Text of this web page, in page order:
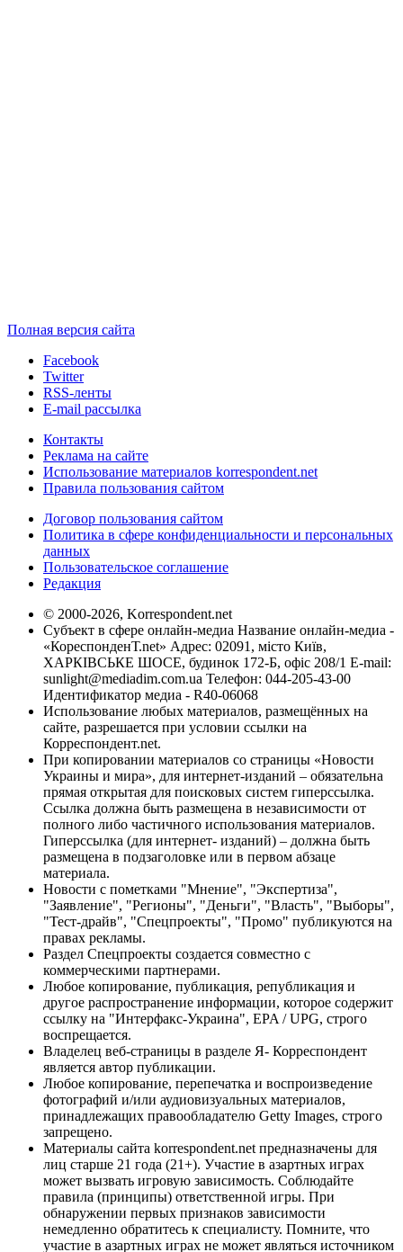
Полная версия сайта
Facebook
Twitter
RSS-ленты
E-mail рассылка
Контакты
Реклама на сайте
Использование материалов korrespondent.net
Правила пользования сайтом
Договор пользования сайтом
Политика в сфере конфиденциальности и персональных
данных
Пользовательское соглашение
Редакция
© 2000-2026, Korrespondent.net
Субъект в сфере онлайн-медиа Название онлайн-медиа -
«КореспонденТ.net» Адрес: 02091, місто Київ,
ХАРКІВСЬКЕ ШОСЕ, будинок 172-Б, офіс 208/1 E-mail:
sunlight@mediadim.com.ua Телефон: 044-205-43-00
Идентификатор медиа - R40-06068
Использование любых материалов, размещённых на
сайте, разрешается при условии ссылки на
Корреспондент.net.
При копировании материалов со страницы «Новости
Украины и мира», для интернет-изданий – обязательна
прямая открытая для поисковых систем гиперссылка.
Ссылка должна быть размещена в независимости от
полного либо частичного использования материалов.
Гиперссылка (для интернет- изданий) – должна быть
размещена в подзаголовке или в первом абзаце
материала.
Новости с пометками "Мнение", "Экспертиза",
"Заявление", "Регионы", "Деньги", "Власть", "Выборы",
"Тест-драйв", "Спецпроекты", "Промо" публикуются на
правах рекламы.
Раздел Спецпроекты создается совместно с
коммерческими партнерами.
Любое копирование, публикация, републикация и
другое распространение информации, которое содержит
ссылку на "Интерфакс-Украина", EPA / UPG, строго
воспрещается.
Владелец веб-страницы в разделе Я- Корреспондент
является автор публикации.
Любое копирование, перепечатка и воспроизведение
фотографий и/или аудиовизуальных материалов,
принадлежащих правообладателю Getty Images, строго
запрещено.
Материалы сайта korrespondent.net предназначены для
лиц старше 21 года (21+). Участие в азартных играх
может вызвать игровую зависимость. Соблюдайте
правила (принципы) ответственной игры. При
обнаружении первых признаков зависимости
немедленно обратитесь к специалисту. Помните, что
участие в азартных играх не может являться источником